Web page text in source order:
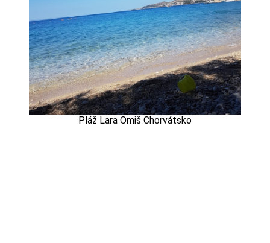
Pláž Lara Omiš Chorvátsko